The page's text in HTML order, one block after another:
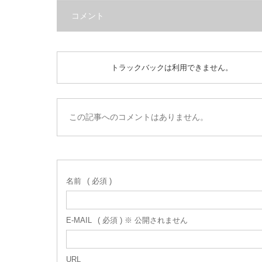
コメント
トラックバックは利用できません。
この記事へのコメントはありません。
名前 ( 必須 )
E-MAIL ( 必須 ) ※ 公開されません
URL